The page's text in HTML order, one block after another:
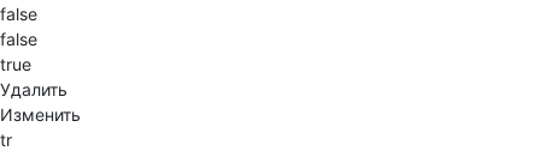
false
false
true
Удалить
Изменить
tr